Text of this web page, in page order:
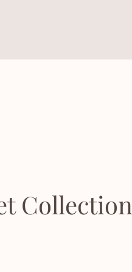
Collection